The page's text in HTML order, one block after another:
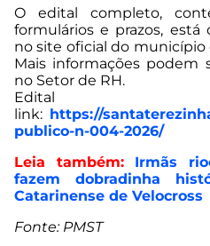
O edital completo,
formulários e prazos, está
no site oficial do município
Mais informações podem
no Setor de RH.
Edital
link: https://
publico-n-004-2026/
Leia também: Irmãs
fazem dobradinha
Catarinense de Velocross
Fonte: PMST